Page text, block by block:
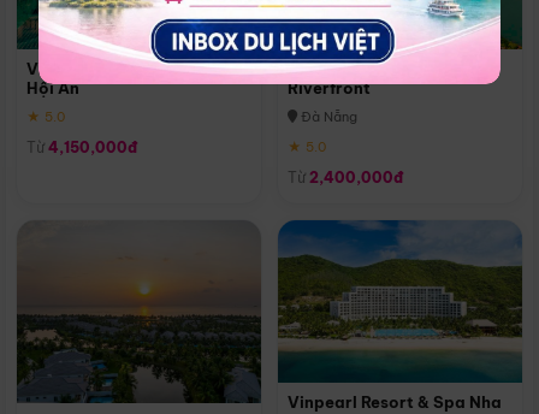
Vinpearl Resort & Golf Nam
Hội An
★ 5.0
Từ 4,150,000đ
Melia Vinpearl Danang
Riverfront
Đà Nẵng
★ 5.0
Từ 2,400,000đ
Vinpearl Resort & Spa Nha